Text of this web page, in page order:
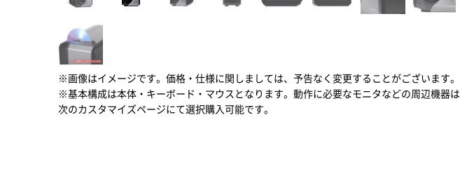
※画像はイメージです。価格・仕様に関しましては、予告なく変更することがございます。
※基本構成は本体・キーボード・マウスとなります。動作に必要なモニタなどの周辺機器は
次のカスタマイズページにて選択購入可能です。